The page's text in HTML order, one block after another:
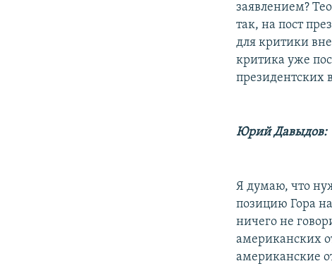
заявлением?
так, на пост
для критики
критика уже
президентских
Юрий Давыдов:
Я думаю, что
позицию Гора
ничего не
американских
американские